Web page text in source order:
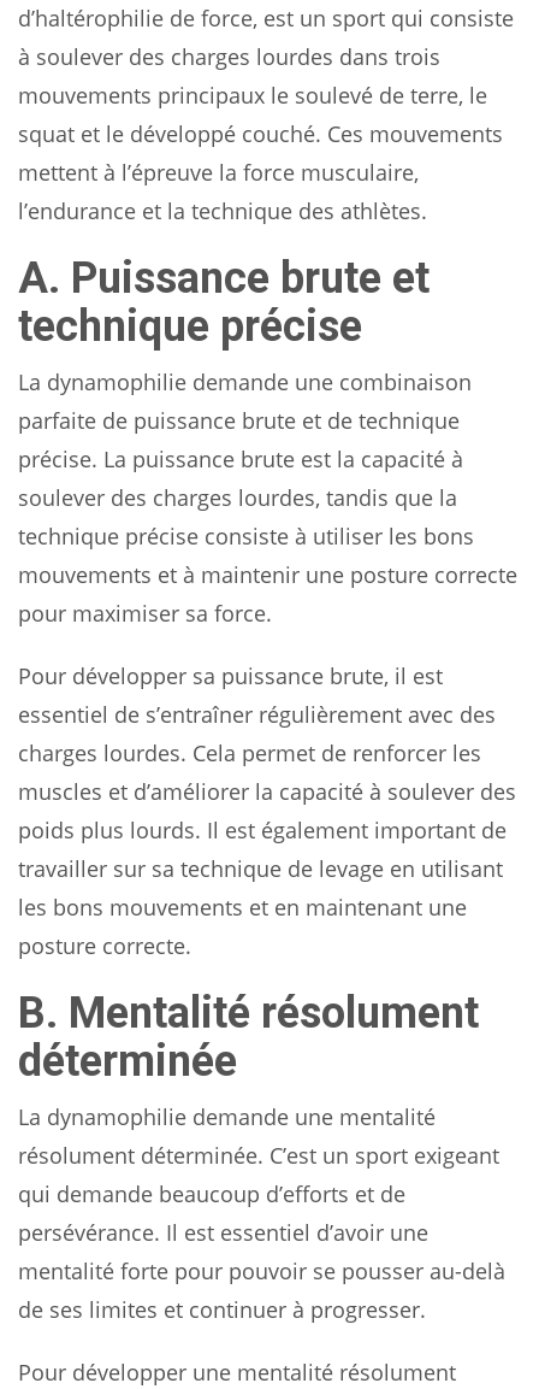
d’haltérophilie de force, est un sport qui consiste
à soulever des charges lourdes dans trois
mouvements principaux le soulevé de terre, le
squat et le développé couché. Ces mouvements
mettent à l’épreuve la force musculaire,
l’endurance et la technique des athlètes.
A. Puissance brute et
technique précise
La dynamophilie demande une combinaison
parfaite de puissance brute et de technique
précise. La puissance brute est la capacité à
soulever des charges lourdes, tandis que la
technique précise consiste à utiliser les bons
mouvements et à maintenir une posture correcte
pour maximiser sa force.
Pour développer sa puissance brute, il est
essentiel de s’entraîner régulièrement avec des
charges lourdes. Cela permet de renforcer les
muscles et d’améliorer la capacité à soulever des
poids plus lourds. Il est également important de
travailler sur sa technique de levage en utilisant
les bons mouvements et en maintenant une
posture correcte.
B. Mentalité résolument
déterminée
La dynamophilie demande une mentalité
résolument déterminée. C’est un sport exigeant
qui demande beaucoup d’efforts et de
persévérance. Il est essentiel d’avoir une
mentalité forte pour pouvoir se pousser au-delà
de ses limites et continuer à progresser.
Pour développer une mentalité résolument